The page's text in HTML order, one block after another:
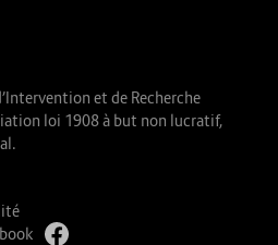
et de Recherche
loi 1908 à but non lucratif,